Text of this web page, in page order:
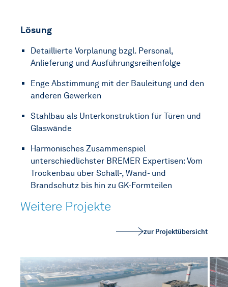
Lösung
Detaillierte Vorplanung bzgl. Personal,
Anlieferung und Ausführungsreihenfolge
Enge Abstimmung mit der Bauleitung und den
anderen Gewerken
Stahlbau als Unterkonstruktion für Türen und
Glaswände
Harmonisches Zusammenspiel
unterschiedlichster BREMER Expertisen: Vom
Trockenbau über Schall-, Wand- und
Brandschutz bis hin zu GK-Formteilen
Weitere Projekte
zur Projektübersicht